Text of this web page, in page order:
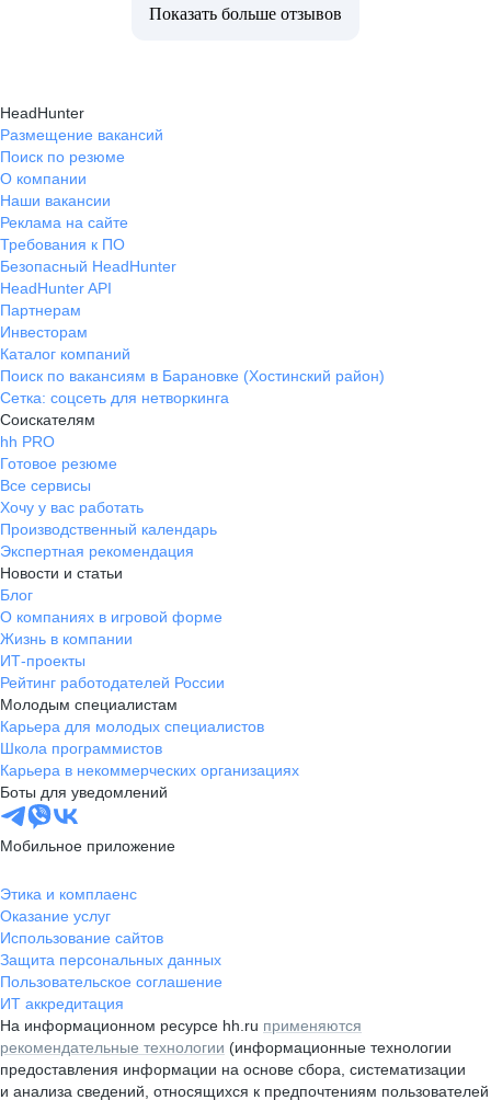
Показать больше отзывов
HeadHunter
Размещение вакансий
Поиск по резюме
О компании
Наши вакансии
Реклама на сайте
Требования к ПО
Безопасный HeadHunter
HeadHunter API
Партнерам
Инвесторам
Каталог компаний
Поиск по вакансиям в Барановке (Хостинский район)
Сетка: соцсеть для нетворкинга
Соискателям
hh PRO
Готовое резюме
Все сервисы
Хочу у вас работать
Производственный календарь
Экспертная рекомендация
Новости и статьи
Блог
О компаниях в игровой форме
Жизнь в компании
ИТ-проекты
Рейтинг работодателей России
Молодым специалистам
Карьера для молодых специалистов
Школа программистов
Карьера в некоммерческих организациях
Боты для уведомлений
Мобильное приложение
Этика и комплаенс
Оказание услуг
Использование сайтов
Защита персональных данных
Пользовательское соглашение
ИТ аккредитация
На информационном ресурсе hh.ru применяются
рекомендательные технологии (информационные технологии
предоставления информации на основе сбора, систематизации
и анализа сведений, относящихся к предпочтениям пользователей